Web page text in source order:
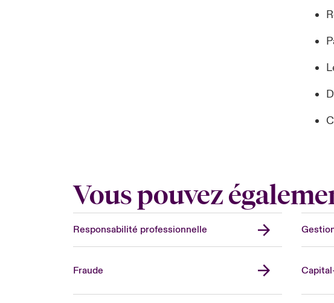
Vous pouvez
Responsabilité professionnelle
Fraude